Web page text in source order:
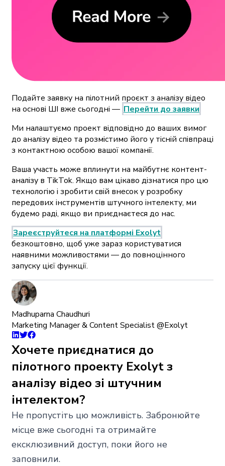
Подайте заявку на пілотний проєкт з аналізу відео
на основі ШІ вже сьогодні — Перейти до заявки
Ми налаштуємо проект відповідно до ваших вимог
до аналізу відео та розмістимо його у тісній співпраці
з контактною особою вашої компанії.
Ваша участь може вплинути на майбутнє контент-
аналізу в TikTok. Якщо вам цікаво дізнатися про цю
технологію і зробити свій внесок у розробку
передових інструментів штучного інтелекту, ми
будемо раді, якщо ви приєднаєтеся до нас.
Зареєструйтеся на платформі Exolyt
безкоштовно, щоб уже зараз користуватися
наявними можливостями — до повноцінного
запуску цієї функції.
Madhuparna Chaudhuri
Marketing Manager & Content Specialist @Exolyt
Хочете приєднатися до
пілотного проекту Exolyt з
аналізу відео зі штучним
інтелектом?
Не пропустіть цю можливість. Забронюйте
місце вже сьогодні та отримайте
ексклюзивний доступ, поки його не
заповнили.